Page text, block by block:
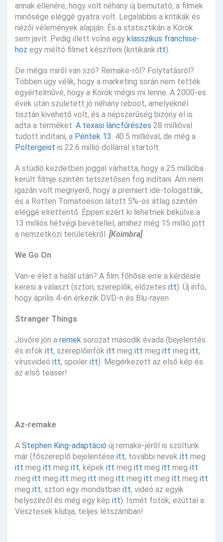
annak ellenére, hogy volt néhány új bemutató, a filmek
minősége eléggé gyatra volt. Legalábbis a kritikák és
nézői vélemények alapján. És a statisztikán a Körök
sem javít. Pedig illett volna egy klasszikus franchise-
hoz egy méltó filmet készíteni (kritikánk itt).
De mégis miről van szó? Remake-ről? Folytatásról?
Többen úgy vélik, hogy a marketing során nem tették
egyértelművé, hogy a Körök mégis mi lenne. A 2000-es
évek után született jó néhány reboot, amelyeknél
tisztán kivehető volt, és a népszerűség bizony el is
adta a terméket. A texasi láncfűrészes 28 millióval
tudott indítani, a Péntek 13. 40.5 millióval, de még a
Poltergeist is 22.6 millió dollárral startolt.
A stúdió kezdetben joggal várhatta, hogy a 25 millióba
került filmje szintén tetszetősen fog indítani. Ám nem
igazán volt megnyerő, hogy a premiert ide-tologatták,
és a Rotten Tomatoeson látott 5%-os átlag szintén
eléggé elrettentő. Éppen ezért ki lehetnek békülve a
13 milliós hétvégi bevétellel, amihez még 15 millió jött
a nemzetközi területekről. [Koimbra]
We Go On
Van-e élet a halál után? A film főhőse erre a kérdésre
keresi a választ (sztori, szereplők, előzetes itt). Új infó,
hogy április 4-én érkezik DVD-n és Blu-rayen.
Stranger Things
Jövőre jön a remek sorozat második évada (bejelentés
és infók itt, szereplőinfók itt meg itt meg itt meg itt,
vírusvideó itt, spoiler itt). Megérkezett az első kép és
az első teaser!
Az-remake
A Stephen King-adaptáció új remake-jéről is szóltunk
már (főszereplő bejelentése itt, további nevek itt meg
itt meg itt meg itt, képek itt meg itt meg itt meg itt
meg itt meg itt meg itt meg itt meg itt meg itt meg itt
meg itt, sztori egy mondatban itt, videó az egyik
helyszínről és még egy kép itt). Ismét fotók, ezúttal a
Vesztesek klubja, teljes létszámban!